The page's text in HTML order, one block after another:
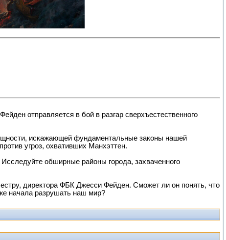
отправляется в бой в разгар сверхъестественного
искажающей фундаментальные законы нашей
угроз, охвативших Манхэттен.
обширные районы города, захваченного
директора ФБК Джесси Фейден. Сможет ли он понять, что
начала разрушать наш мир?